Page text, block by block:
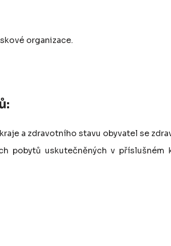
organizace.
a zdravotního stavu obyvatel se
pobytů uskutečněných v